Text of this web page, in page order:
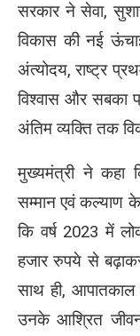
सरकार ने सेवा,
विकास की नई
अंत्योदय, राष्ट्र
विश्वास और
अंतिम व्यक्ति तक
मुख्यमंत्री ने कहा
सम्मान एवं कल्याण के
कि वर्ष 2023 में
हजार रुपये से
साथ ही, आपातकाल
उनके आश्रित